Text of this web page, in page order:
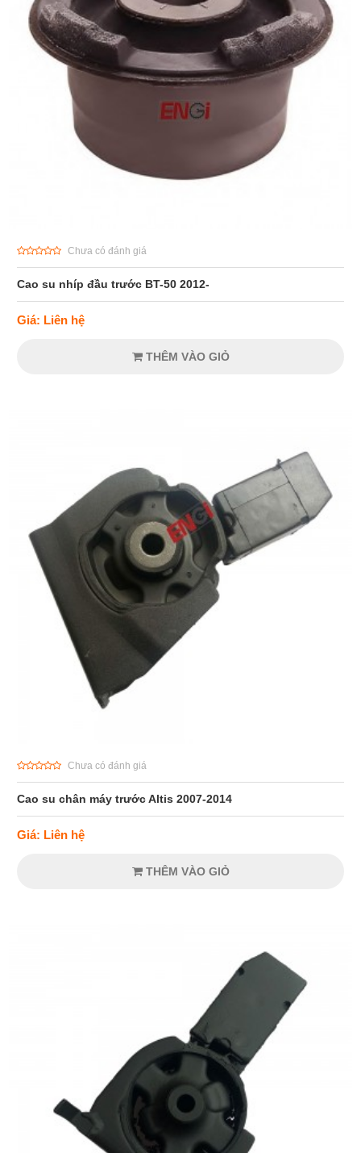
Chưa có đánh giá
Cao su nhíp đầu trước BT-50 2012-
Giá: Liên hệ
THÊM VÀO GIỎ
Chưa có đánh giá
Cao su chân máy trước Altis 2007-2014
Giá: Liên hệ
THÊM VÀO GIỎ